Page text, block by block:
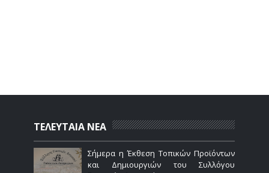
ΤΕΛΕΥΤΑΙΑ ΝΕΑ
Σήμερα η Έκθεση Τοπικών Προϊόντων
και Δημιουργιών του Συλλόγου